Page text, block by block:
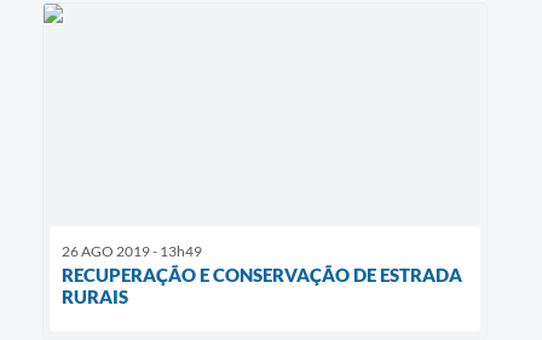
26 AGO 2019 - 13h49
RECUPERAÇÃO E CONSERVAÇÃO DE ESTRADA
RURAIS